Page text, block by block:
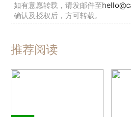
如有意愿转载，请发邮件至
确认及授权后，方可转载。
推荐阅读